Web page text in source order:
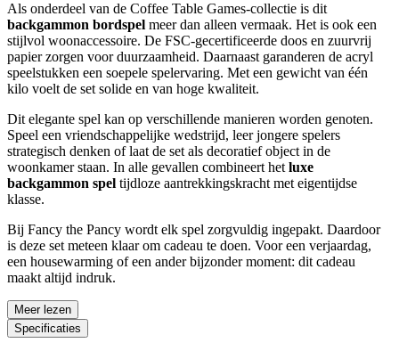
Als onderdeel van de Coffee Table Games-collectie is dit
backgammon bordspel meer dan alleen vermaak. Het is ook een
stijlvol woonaccessoire. De FSC-gecertificeerde doos en zuurvrij
papier zorgen voor duurzaamheid. Daarnaast garanderen de acryl
speelstukken een soepele spelervaring. Met een gewicht van één
kilo voelt de set solide en van hoge kwaliteit.
Dit elegante spel kan op verschillende manieren worden genoten.
Speel een vriendschappelijke wedstrijd, leer jongere spelers
strategisch denken of laat de set als decoratief object in de
woonkamer staan. In alle gevallen combineert het luxe
backgammon spel tijdloze aantrekkingskracht met eigentijdse
klasse.
Bij Fancy the Pancy wordt elk spel zorgvuldig ingepakt. Daardoor
is deze set meteen klaar om cadeau te doen. Voor een verjaardag,
een housewarming of een ander bijzonder moment: dit cadeau
maakt altijd indruk.
Meer lezen
Specificaties